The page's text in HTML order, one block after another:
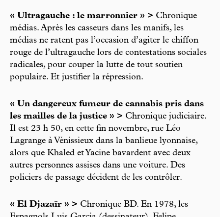
« Ultragauche : le marronnier » > Chronique
médias. Après les casseurs dans les manifs, les
médias ne ratent pas l’occasion d’agiter le chiffon
rouge de l’ultragauche lors de contestations sociales
radicales, pour couper la lutte de tout soutien
populaire. Et justifier la répression.
« Un dangereux fumeur de cannabis pris dans
les mailles de la justice » > Chronique judiciaire.
Il est 23 h 50, en cette fin novembre, rue Léo
Lagrange à Vénissieux dans la banlieue lyonnaise,
alors que Khaled et Yacine bavardent avec deux
autres personnes assises dans une voiture. Des
policiers de passage décident de les contrôler.
« El Djazaïr » > Chronique BD. En 1978, les